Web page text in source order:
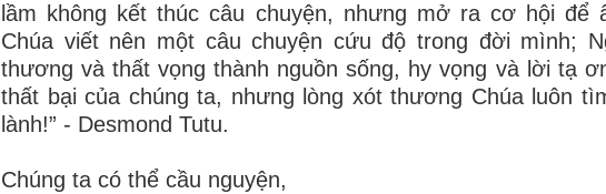
lầm không kết thúc câu chuyện, nhưng mở ra cơ hội để
Chúa viết nên một câu chuyện cứu độ trong đời mình;
thương và thất vọng thành nguồn sống, hy vọng và lời tạ
thất bại của chúng ta, nhưng lòng xót thương Chúa luôn
lành!” - Desmond Tutu.
Chúng ta có thể cầu nguyện,